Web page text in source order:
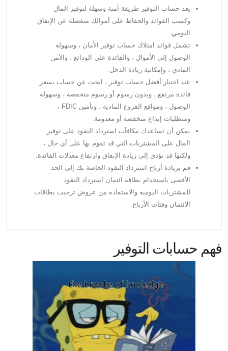
يعد حساب التوفير طريقة آمنة وسهلة لتوفير المال
وكسب الفوائد والحفاظ على أموالك منفصلة عن الإنفاق
اليومي.
تشمل فوائد امتلاك حساب توفير الأمان ، وسهولة
الوصول إلى الأموال ، والفائدة على الودائع ، والأمن
المادي ، وإمكانية زيادة الدخل.
عند اختيار أفضل حساب توفير ، ابحث عن حساب بسعر
فائدة مرتفع ، وبدون رسوم أو رسوم منخفضة ، وسهولة
الوصول ، ومواقع الفروع المادية ، وتأمين FDIC ،
ومتطلبات إيداع منخفضة أو معدومة.
يمكن أن تساعدك مكافآت استرداد النقود على توفير
المال على المشتريات التي قد تقوم بها على أي حال ،
ولكنها قد تؤدي إلى زيادة الإنفاق وارتفاع معدلات الفائدة.
قم بزيادة أرباح استرداد النقود الخاصة بك إلى الحد
الأقصى باستخدام بطاقة ائتمان استرداد النقود
للمشتريات اليومية والاستفادة من عروض ترحيب بطاقات
الائتمان وفئات الأرباح.
فهم حسابات التوفير